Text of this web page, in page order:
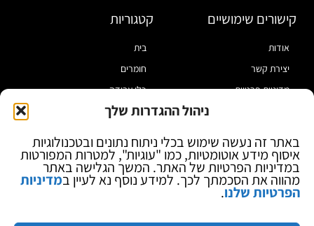
ניהול ההגדרות שלך
באתר זה נעשה שימוש בכלי ניתוח נתונים ובטכנולוגיות
איסוף מידע אוטומטיות, כמו "עוגיות", למטרות המפורטות
במדיניות הפרטיות של האתר. המשך הגלישה באתר
מהווה את הסכמתך לכך. למידע נוסף נא לעיין במדיניות
הפרטיות שלנו.
קישורים שימושיים
אודות
יצירת קשר
מדיניות פרטיות
בלוג
קטגוריות
בית
חומרים
כלי עבודה
מוצרי הלחמה
ספקי כח ומודדים
ציוד אופטי להגדלה